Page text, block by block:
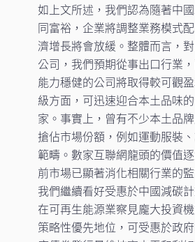
如上文所述，我們認為隨著中
同富裕，企業將調整業務模式
濟增長將會放緩。整體而言，
公司，我們預期從事出口行業
能力穩健的公司將取得較可觀
級方面，可迅速迎合本土品味
家。事實上，曾有不少本土品
搶佔市場份額，例如運動服裝
範疇。數家互聯網龍頭的價值
前市場已顯著消化相關行業的
我們繼續看好受惠於中國減碳
在可再生能源業察見龐大投資
策略性優先地位，可受惠於政